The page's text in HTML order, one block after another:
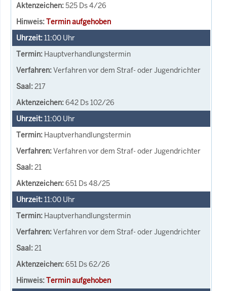
525 Ds 4/26
Termin aufgehoben
11:00 Uhr
Hauptverhandlungstermin
Verfahren vor dem Straf- oder Jugendrichter
217
642 Ds 102/26
11:00 Uhr
Hauptverhandlungstermin
Verfahren vor dem Straf- oder Jugendrichter
21
651 Ds 48/25
11:00 Uhr
Hauptverhandlungstermin
Verfahren vor dem Straf- oder Jugendrichter
21
651 Ds 62/26
Termin aufgehoben